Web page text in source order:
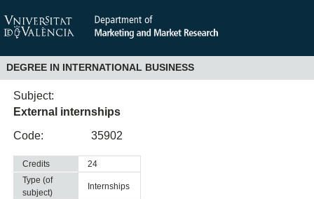
DEGREE IN INTERNATIONAL BUSINESS
Subject:
External internships
Code:
35902
Credits
24
Type (of
subject)
internships